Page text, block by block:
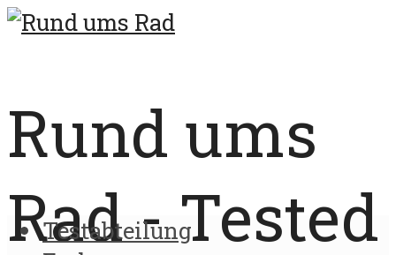
Rund ums
Rad - Tested
Testabteilung